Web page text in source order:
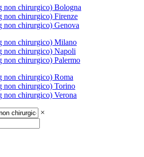
chirurgico) Bologna
chirurgico) Firenze
chirurgico) Genova
non chirurgico) Milano
non chirurgico) Napoli
chirurgico) Palermo
chirurgico) Roma
non chirurgico) Torino
chirurgico) Verona
×